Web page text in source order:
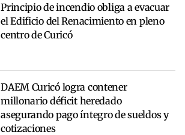
Principio de incendio obliga a evacuar
el Edificio del Renacimiento en pleno
centro de Curicó
DAEM Curicó logra contener
millonario déficit heredado
asegurando pago íntegro de sueldos y
cotizaciones